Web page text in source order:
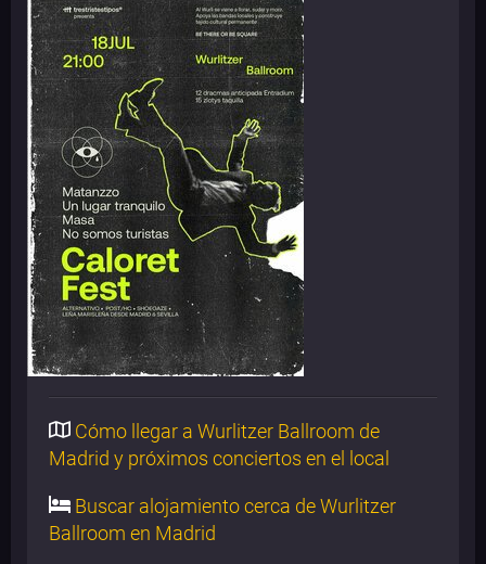
Cómo llegar a Wurlitzer Ballroom de
Madrid y próximos conciertos en el local
Buscar alojamiento cerca de Wurlitzer
Ballroom en Madrid